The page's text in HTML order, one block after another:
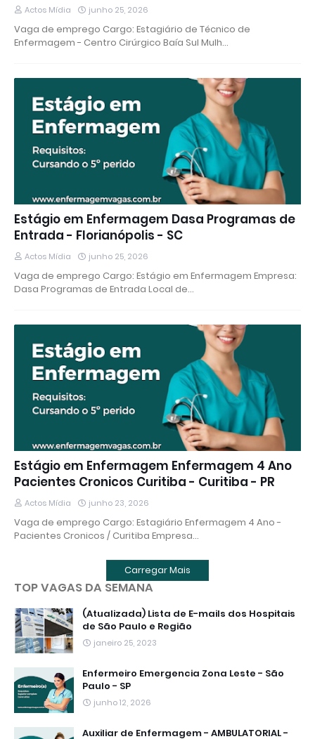
Actos Mídia junho 25, 2026
Vaga de emprego Cargo: Estagiário de Técnico de
Enfermagem - Centro Cirúrgico Baía Sul Mulh…
Estágio em Enfermagem Dasa Programas de
Entrada - Florianópolis - SC
Actos Mídia junho 25, 2026
Vaga de emprego Cargo: Estágio em Enfermagem Empresa:
Dasa Programas de Entrada Local de…
Estágio em Enfermagem Enfermagem 4 Ano
Pacientes Cronicos Curitiba - Curitiba - PR
Actos Mídia junho 23, 2026
Vaga de emprego Cargo: Estagiário Enfermagem 4 Ano -
Pacientes Cronicos / Curitiba Empresa…
Carregar Mais
TOP VAGAS DA SEMANA
(Atualizada) Lista de E-mails dos Hospitais
de São Paulo e Região
janeiro 25, 2023
Enfermeiro Emergencia Zona Leste - São
Paulo - SP
junho 12, 2026
Auxiliar de Enfermagem - AMBULATORIAL -